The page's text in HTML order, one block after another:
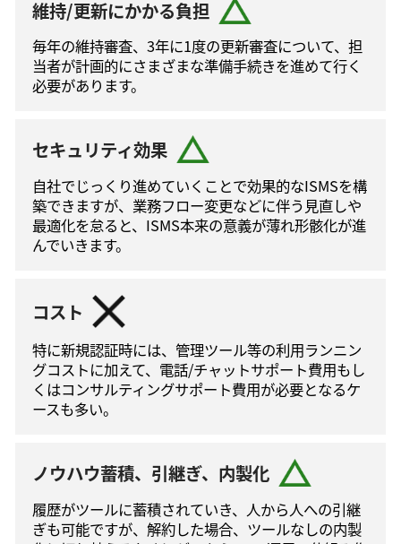
維持/更新にかかる負担
毎年の維持審査、3年に1度の更新審査について、担
当者が計画的にさまざまな準備手続きを進めて⾏く
必要があります。
セキュリティ効果
自社でじっくり進めていくことで効果的なISMSを構
築できますが、業務フロー変更などに伴う⾒直しや
最適化を怠ると、ISMS本来の意義が薄れ形骸化が進
んでいきます。
コスト
特に新規認証時には、管理ツール等の利⽤ランニン
グコストに加えて、電話/チャットサポート費⽤もし
くはコンサルティングサポート費⽤が必要となるケ
ースも多い。
ノウハウ蓄積、引継ぎ、内製化
履歴がツールに蓄積されていき、人から人への引継
ぎも可能ですが、解約した場合、ツールなしの内製